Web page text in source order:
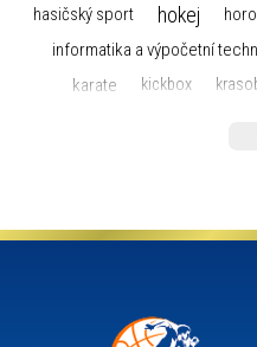
hasičský sport hokej
informatika a výpočetní
karate
kickbox
olympiáda dětí a
snowboarding